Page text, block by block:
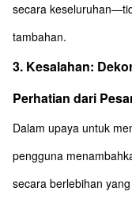
secara
tambahan.
3. Kesalahan:
Perhatian dari
Dalam upaya untuk
pengguna
secara berlebihan